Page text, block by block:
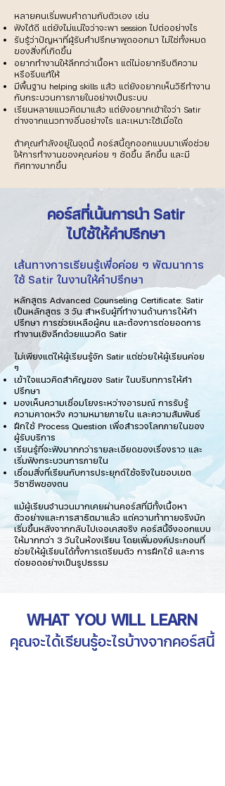
หลายคนเริ่มพบคำถามกับตัวเอง เช่น
ฟังได้ดี แต่ยังไม่แน่ใจว่าจะพา session ไปต่ออย่างไร
รับรู้ว่าปัญหาที่ผู้รับคำปรึกษาพูดออกมา ไม่ใช่ทั้งหมด
ของสิ่งที่เกิดขึ้น
อยากทำงานให้ลึกกว่าเนื้อหา แต่ไม่อยากรีบตีความ
หรือรีบแก้ให้
มีพื้นฐาน helping skills แล้ว แต่ยังอยากเห็นวิธีทำงาน
กับกระบวนการภายในอย่างเป็นระบบ
เรียนหลายแนวคิดมาแล้ว แต่ยังอยากเข้าใจว่า Satir
ต่างจากแนวทางอื่นอย่างไร และเหมาะใช้เมื่อใด
ถ้าคุณกำลังอยู่ในจุดนี้ คอร์สนี้ถูกออกแบบมาเพื่อช่วย
ให้การทำงานของคุณค่อย ๆ ชัดขึ้น ลึกขึ้น และมี
ทิศทางมากขึ้น
คอร์สที่เน้นการนำ Satir
ไปใช้ให้คำปรึกษา
เส้นทางการเรียนรู้เพื่อค่อย ๆ พัฒนาการ
ใช้ Satir ในงานให้คำปรึกษา
หลักสูตร Advanced Counseling Certificate: Satir
เป็นหลักสูตร 3 วัน สำหรับผู้ที่ทำงานด้านการให้คำ
ปรึกษา การช่วยเหลือผู้คน และต้องการต่อยอดการ
ทำงานเชิงลึกด้วยแนวคิด Satir
ไม่เพียงแต่ให้ผู้เรียนรู้จัก Satir แต่ช่วยให้ผู้เรียนค่อย
ๆ
เข้าใจแนวคิดสำคัญของ Satir ในบริบทการให้คำ
ปรึกษา
มองเห็นความเชื่อมโยงระหว่างอารมณ์ การรับรู้
ความคาดหวัง ความหมายภายใน และความสัมพันธ์
ฝึกใช้ Process Question เพื่อสำรวจโลกภายในของ
ผู้รับบริการ
เรียนรู้ที่จะฟังมากกว่ารายละเอียดของเรื่องราว และ
เริ่มฟังกระบวนการภายใน
เชื่อมสิ่งที่เรียนกับการประยุกต์ใช้จริงในขอบเขต
วิชาชีพของตน
แม้ผู้เรียนจำนวนมากเคยผ่านคอร์สที่มีทั้งเนื้อหา
ตัวอย่างและการสาธิตมาแล้ว แต่ความท้าทายจริงมัก
เริ่มขึ้นหลังจากกลับไปเจอเคสจริง คอร์สนี้จึงออกแบบ
ให้มากกว่า 3 วันในห้องเรียน โดยเพิ่มองค์ประกอบที่
ช่วยให้ผู้เรียนได้ทั้งการเตรียมตัว การฝึกใช้ และการ
ต่อยอดอย่างเป็นรูปธรรม
WHAT YOU WILL LEARN
คุณจะได้เรียนรู้อะไรบ้างจากคอร์สนี้